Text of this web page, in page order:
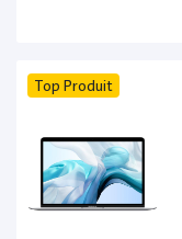
Top Produit